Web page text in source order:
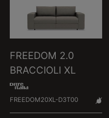
FREEDOM 2.0
BRACCIOLI XL
FREEDOM20XL-D3T00